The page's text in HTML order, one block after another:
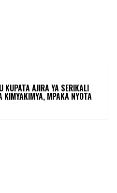
KUPATA AJIRA YA SERIKALI
KIMYAKIMYA, MPAKA NYOTA